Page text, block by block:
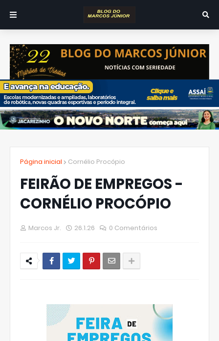
Página inicial Cornélio Procópio
FEIRÃO DE EMPREGOS -
CORNÉLIO PROCÓPIO
Marcos Jr. 26.1.26 0 Comentários